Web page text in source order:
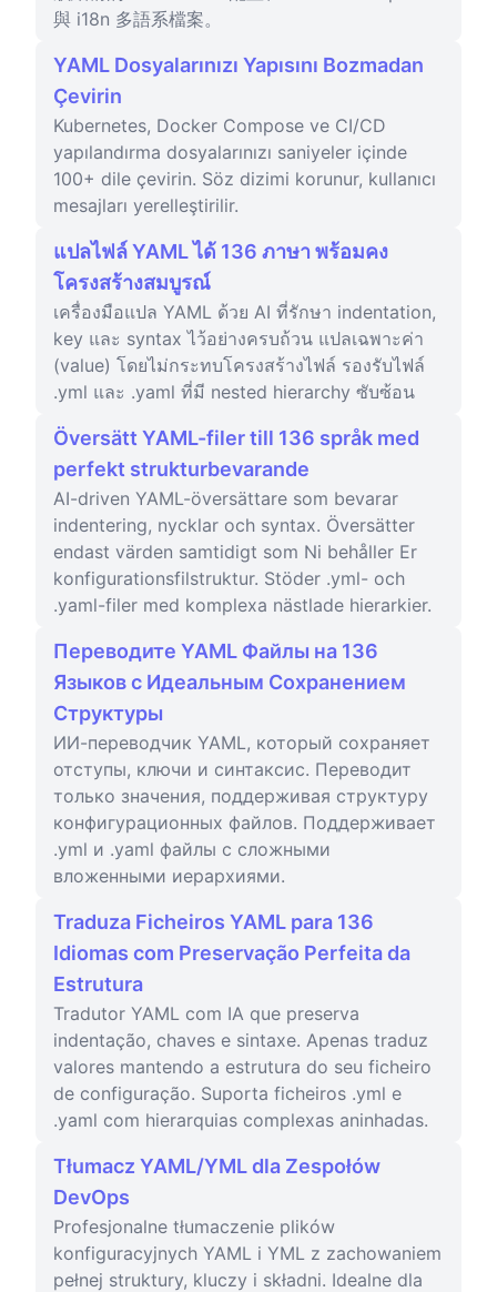
與 i18n 多語系檔案。
YAML Dosyalarınızı Yapısını Bozmadan
Çevirin
Kubernetes, Docker Compose ve CI/CD
yapılandırma dosyalarınızı saniyeler içinde
100+ dile çevirin. Söz dizimi korunur, kullanıcı
mesajları yerelleştirilir.
แปลไฟล์ YAML ได้ 136 ภาษา พร้อมคง
โครงสร้างสมบูรณ์
เครื่องมือแปล YAML ด้วย AI ที่รักษา indentation,
key และ syntax ไว้อย่างครบถ้วน แปลเฉพาะค่า
(value) โดยไม่กระทบโครงสร้างไฟล์ รองรับไฟล์
.yml และ .yaml ที่มี nested hierarchy ซับซ้อน
Översätt YAML-filer till 136 språk med
perfekt strukturbevarande
AI-driven YAML-översättare som bevarar
indentering, nycklar och syntax. Översätter
endast värden samtidigt som Ni behåller Er
konfigurationsfilstruktur. Stöder .yml- och
.yaml-filer med komplexa nästlade hierarkier.
Переводите YAML Файлы на 136
Языков с Идеальным Сохранением
Структуры
ИИ-переводчик YAML, который сохраняет
отступы, ключи и синтаксис. Переводит
только значения, поддерживая структуру
конфигурационных файлов. Поддерживает
.yml и .yaml файлы с сложными
вложенными иерархиями.
Traduza Ficheiros YAML para 136
Idiomas com Preservação Perfeita da
Estrutura
Tradutor YAML com IA que preserva
indentação, chaves e sintaxe. Apenas traduz
valores mantendo a estrutura do seu ficheiro
de configuração. Suporta ficheiros .yml e
.yaml com hierarquias complexas aninhadas.
Tłumacz YAML/YML dla Zespołów
DevOps
Profesjonalne tłumaczenie plików
konfiguracyjnych YAML i YML z zachowaniem
pełnej struktury, kluczy i składni. Idealne dla